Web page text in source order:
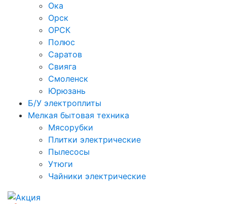
Ока
Орск
ОРСК
Полюс
Саратов
Свияга
Смоленск
Юрюзань
Б/У электроплиты
Мелкая бытовая техника
Мясорубки
Плитки электрические
Пылесосы
Утюги
Чайники электрические